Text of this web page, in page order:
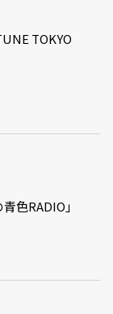
TOKYO
色RADIO」